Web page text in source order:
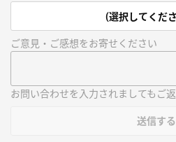
(選択してくだ
ご意見・ご感想をお寄せください
お問い合わせを入力されましてもご
送信する